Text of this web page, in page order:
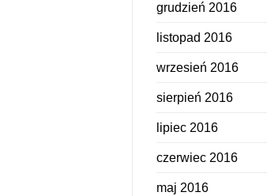
grudzień 2016
listopad 2016
wrzesień 2016
sierpień 2016
lipiec 2016
czerwiec 2016
maj 2016